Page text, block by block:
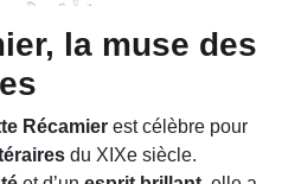
, la muse des
Récamier est célèbre pour
du XIXe siècle.